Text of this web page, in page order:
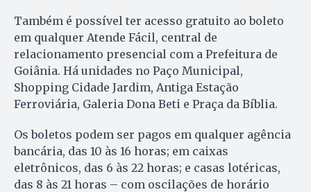
Também é possível ter acesso gratuito ao boleto
em qualquer Atende Fácil, central de
relacionamento presencial com a Prefeitura de
Goiânia. Há unidades no Paço Municipal,
Shopping Cidade Jardim, Antiga Estação
Ferroviária, Galeria Dona Beti e Praça da Bíblia.
Os boletos podem ser pagos em qualquer agência
bancária, das 10 às 16 horas; em caixas
eletrônicos, das 6 às 22 horas; e casas lotéricas,
das 8 às 21 horas – com oscilações de horário